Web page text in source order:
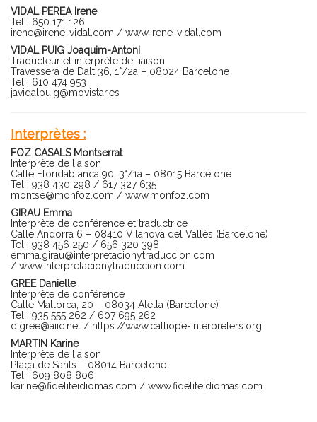
VIDAL PEREA Irene
Tel : 650 171 126
irene@irene-vidal.com / www.irene-vidal.com
VIDAL PUIG Joaquim-Antoni
Traducteur et interprète de liaison
Travessera de Dalt 36, 1°/2a – 08024 Barcelone
Tel : 610 474 953
javidalpuig@movistar.es
Interprètes :
FOZ CASALS Montserrat
Interprète de liaison
Calle Floridablanca 90, 3°/1a – 08015 Barcelone
Tel : 938 430 298 / 617 327 635
montse@monfoz.com / www.monfoz.com
GIRAU Emma
Interprète de conférence et traductrice
Calle Andorra 6 – 08410 Vilanova del Vallès (Barcelone)
Tel : 938 456 250 / 656 320 398
emma.girau@interpretacionytraduccion.com
/ www.interpretacionytraduccion.com
GREE Danielle
Interprète de conférence
Calle Mallorca, 20 – 08034 Alella (Barcelone)
Tel : 935 555 262 / 607 695 262
d.gree@aiic.net / https://www.calliope-interpreters.org
MARTIN Karine
Interprète de liaison
Plaça de Sants – 08014 Barcelone
Tel : 609 808 806
karine@fideliteidiomas.com / www.fideliteidiomas.com